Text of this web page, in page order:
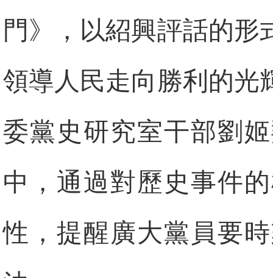
門》，以紹興評話的形
領導人民走向勝利的光
委黨史研究室干部劉
中，通過對歷史事件
性，提醒廣大黨員要